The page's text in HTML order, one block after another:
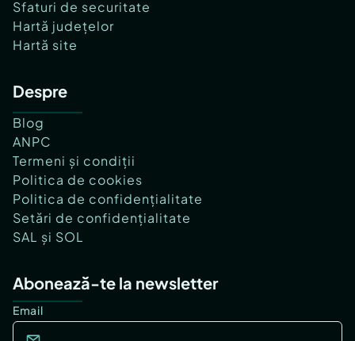
Sfaturi de securitate
Hartă județelor
Hartă site
Despre
Blog
ANPC
Termeni și condiții
Politica de cookies
Politica de confidențialitate
Setări de confidențialitate
SAL și SOL
Abonează-te la newsletter
Email